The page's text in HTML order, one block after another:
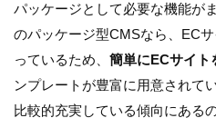
パッケージとして必要な機能が
のパッケージ型CMSなら、EC
っているため、 簡単にECサイト
ンプレートが豊富に用意されて
比較的充実している傾向にある